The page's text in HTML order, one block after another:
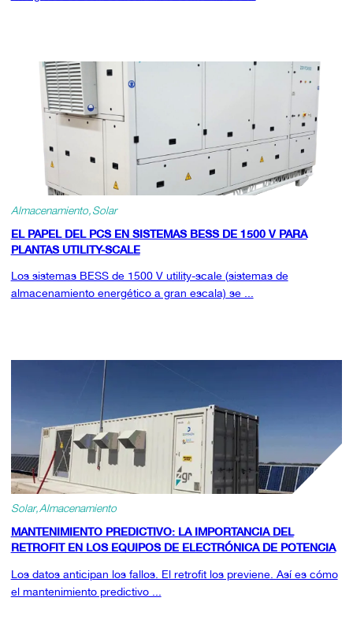
Almacenamiento Solar
EL PAPEL DEL PCS EN SISTEMAS BESS DE 1500 V PARA
PLANTAS UTILITY-SCALE
Los sistemas BESS de 1500 V utility-scale (sistemas de
almacenamiento energético a gran escala) se ...
Solar Almacenamiento
MANTENIMIENTO PREDICTIVO: LA IMPORTANCIA DEL
RETROFIT EN LOS EQUIPOS DE ELECTRÓNICA DE POTENCIA
Los datos anticipan los fallos. El retrofit los previene. Así es cómo
el mantenimiento predictivo ...